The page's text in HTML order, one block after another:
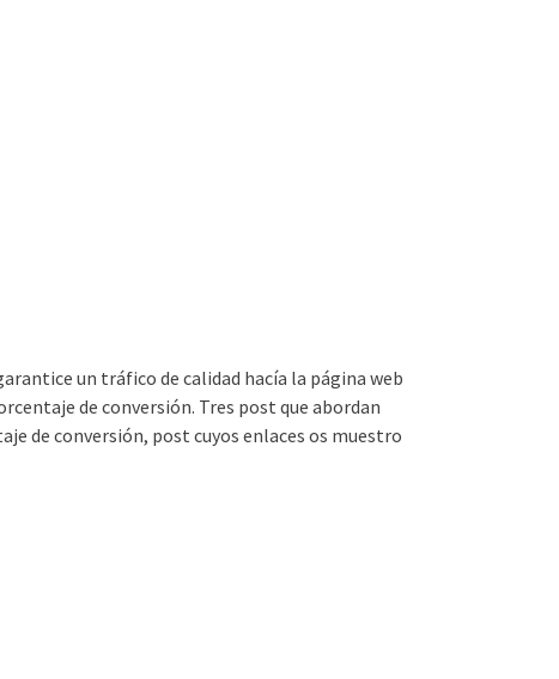
un tráfico de calidad hacía la página web
de conversión. Tres post que abordan
de conversión, post cuyos enlaces os muestro